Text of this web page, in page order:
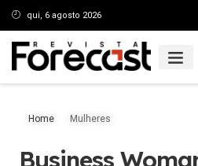
qui, 6 agosto 2026
Home Mulheres
Business